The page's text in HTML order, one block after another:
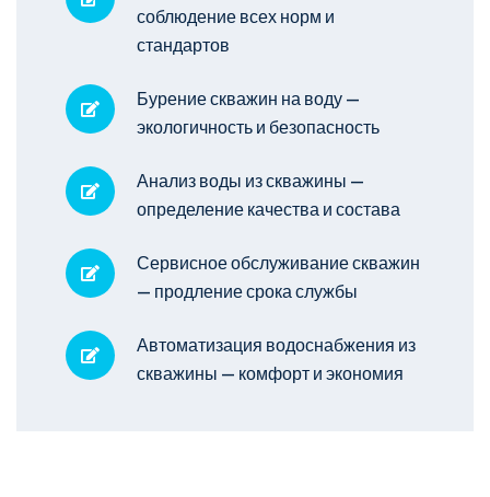
соблюдение всех норм и
стандартов
Бурение скважин на воду —
экологичность и безопасность
Анализ воды из скважины —
определение качества и состава
Сервисное обслуживание скважин
— продление срока службы
Автоматизация водоснабжения из
скважины — комфорт и экономия